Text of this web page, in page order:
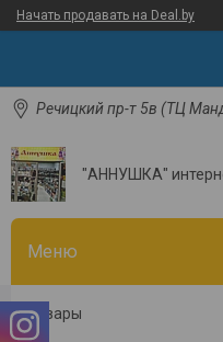
Начать продавать на Deal.by
Речицкий пр-т 5в (ТЦ
"АННУШКА"
Товары